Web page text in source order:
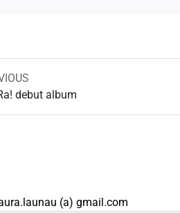
debut album
(a) gmail.com